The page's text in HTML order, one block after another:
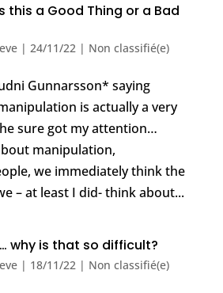
this a Good Thing or a Bad
| 24/11/22| Non classifié(e)
Gunnarsson* saying
is actually a very
sure got my attention…
manipulation,
we immediately think the
– at least I did- think about...
why is that so difficult?
| 18/11/22| Non classifié(e)